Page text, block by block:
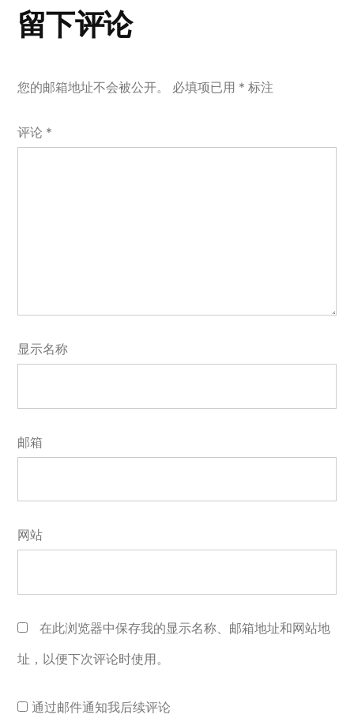
留下评论
您的邮箱地址不会被公开。 必填项已用 * 标注
评论 *
显示名称
邮箱
网站
在此浏览器中保存我的显示名称、邮箱地址和网站地
址，以便下次评论时使用。
通过邮件通知我后续评论